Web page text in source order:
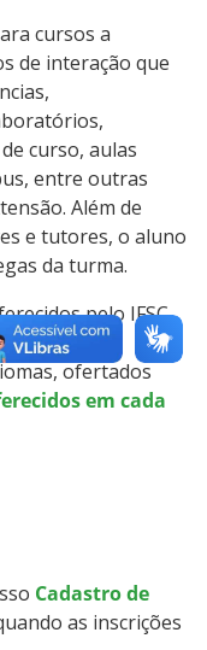
cursos a
de interação que
curso, aulas
entre outras
Além de
e tutores, o aluno
da turma.
pelo IFSC.
ofertados
em cada
Cadastro de
as inscrições